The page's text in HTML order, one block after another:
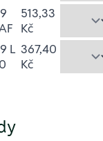
513,33
Kč
L 367,40
Kč